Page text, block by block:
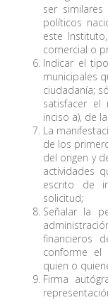
ser
políticos
este
comercial o
Indicar el
municipales
ciudadanía;
satisfacer
inciso a), de la
La
de los
del origen y
actividades
escrito de
solicitud;
Señalar la
financieros
conforme el
quien o
Firma